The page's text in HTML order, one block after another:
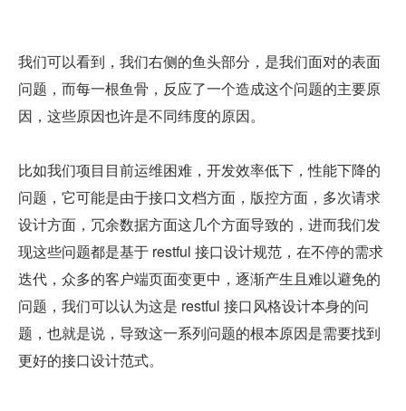
我们可以看到，我们右侧的鱼头部分，是我们面对的表面
问题，而每一根鱼骨，反应了一个造成这个问题的主要原
因，这些原因也许是不同纬度的原因。
比如我们项目目前运维困难，开发效率低下，性能下降的
问题，它可能是由于接口文档方面，版控方面，多次请求
设计方面，冗余数据方面这几个方面导致的，进而我们发
现这些问题都是基于 restful 接口设计规范，在不停的需求
迭代，众多的客户端页面变更中，逐渐产生且难以避免的
问题，我们可以认为这是 restful 接口风格设计本身的问
题，也就是说，导致这一系列问题的根本原因是需要找到
更好的接口设计范式。